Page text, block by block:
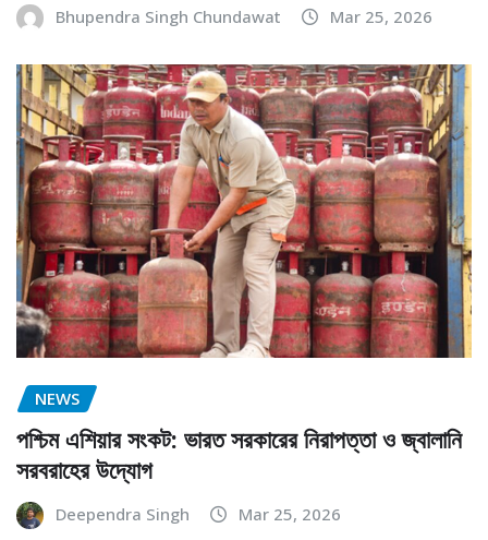
Bhupendra Singh Chundawat Mar 25, 2026
NEWS
পশ্চিম এশিয়ার সংকট: ভারত সরকারের নিরাপত্তা ও জ্বালানি
সরবরাহের উদ্যোগ
Deependra Singh Mar 25, 2026